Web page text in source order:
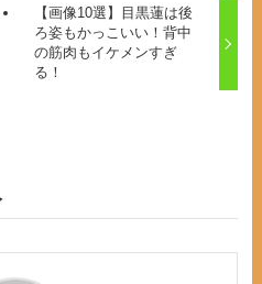
【画像10選】目黒蓮は後
ろ姿もかっこいい！背中
の筋肉もイケメンすぎ
る！